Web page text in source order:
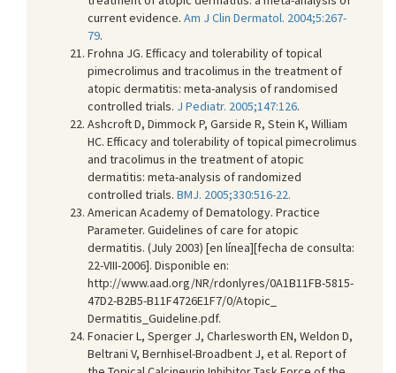
current evidence. Am J Clin Dermatol. 2004;5:267-
79.
Frohna JG. Efficacy and tolerability of topical
pimecrolimus and tracolimus in the treatment of
atopic dermatitis: meta-analysis of randomised
controlled trials. J Pediatr. 2005;147:126.
Ashcroft D, Dimmock P, Garside R, Stein K, William
HC. Efficacy and tolerability of topical pimecrolimus
and tracolimus in the treatment of atopic
dermatitis: meta-analysis of randomized
controlled trials. BMJ. 2005;330:516-22.
American Academy of Dematology. Practice
Parameter. Guidelines of care for atopic
dermatitis. (July 2003) [en línea][fecha de consulta:
22-VIII-2006]. Disponible en:
http://www.aad.org/NR/rdonlyres/0A1B11FB-5815-
47D2-B2B5-B11F4726E1F7/0/Atopic_
Dermatitis_Guideline.pdf.
Fonacier L, Sperger J, Charlesworth EN, Weldon D,
Beltrani V, Bernhisel-Broadbent J, et al. Report of